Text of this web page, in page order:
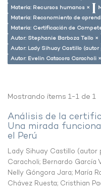
Materia: Recursos humanos ×
Materia: Reconomiento de
Materia: Certificación de
Autor: Stephanie Barboza Tello ×
Autor: Lady Sihuay Castillo
Autor: Evelin Catacora Caracholi ×
Mostrando ítems 1-1 de 1
Análisis de la
Una mirada
el Perú
Lady Sihuay Castillo (autor
Caracholi; Bernardo García
Nelly Góngora Jara; María
Chávez Ruesta; Cristhian